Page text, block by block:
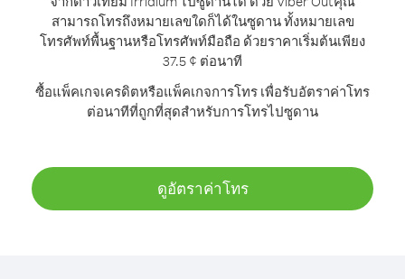
สามารถโทรถึงหมายเลขใดก็ได้ในซูดาน ทั้งหมายเลข
โทรศัพท์พื้นฐานหรือโทรศัพท์มือถือ ด้วยราคาเริ่มต้นเพียง
37.5 ¢ ต่อนาที
ซื้อแพ็คเกจเครดิตหรือแพ็คเกจการโทร เพื่อรับอัตราค่าโทร
ต่อนาทีที่ถูกที่สุดสำหรับการโทรไปซูดาน
ดูอัตราค่าโทร